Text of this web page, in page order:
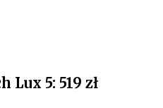
Lux 5: 519 zł